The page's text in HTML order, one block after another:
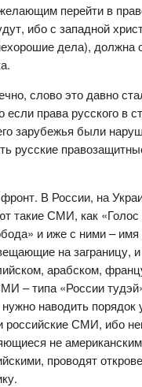
перейти в
ибо с западной
дела), должна
слово это давно
права русского в
зарубежья были
русские
В России, на
такие СМИ, как «Голос
и иже с ними – имя
на заграницу, и
арабском,
– типа «России
наводить порядок
российские СМИ, ибо
не
проводят